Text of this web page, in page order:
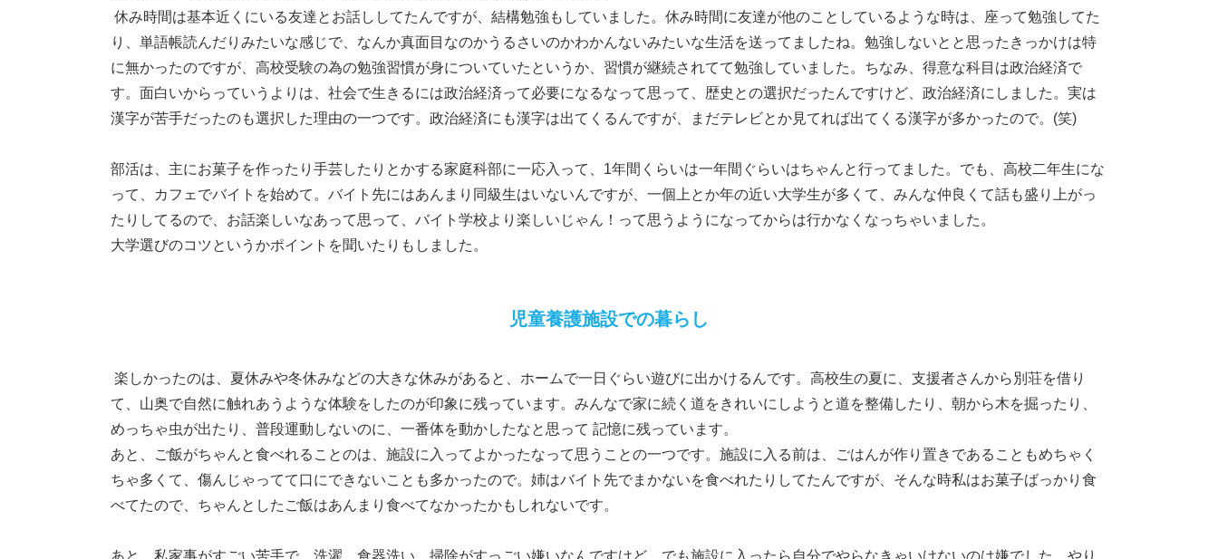
休み時間は基本近くにいる友達とお話ししてたんですが、結構勉強もしていました。休み時間に友達が他のことしているような時は、座って勉強してた
り、単語帳読んだりみたいな感じで、なんか真面目なのかうるさいのかわかんないみたいな生活を送ってましたね。勉強しないとと思ったきっかけは特
に無かったのですが、高校受験の為の勉強習慣が身についていたというか、習慣が継続されてて勉強していました。ちなみ、得意な科目は政治経済で
す。面白いからっていうよりは、社会で生きるには政治経済って必要になるなって思って、歴史との選択だったんですけど、政治経済にしました。実は
漢字が苦手だったのも選択した理由の一つです。政治経済にも漢字は出てくるんですが、まだテレビとか見てれば出てくる漢字が多かったので。(笑)
部活は、主にお菓子を作ったり手芸したりとかする家庭科部に一応入って、1年間くらいは一年間ぐらいはちゃんと行ってました。でも、高校二年生にな
って、カフェでバイトを始めて。バイト先にはあんまり同級生はいないんですが、一個上とか年の近い大学生が多くて、みんな仲良くて話も盛り上がっ
たりしてるので、お話楽しいなあって思って、バイト学校より楽しいじゃん！って思うようになってからは行かなくなっちゃいました。
大学選びのコツというかポイントを聞いたりもしました。
児童養護施設での暮らし
楽しかったのは、夏休みや冬休みなどの大きな休みがあると、ホームで一日ぐらい遊びに出かけるんです。高校生の夏に、支援者さんから別荘を借り
て、山奥で自然に触れあうような体験をしたのが印象に残っています。みんなで家に続く道をきれいにしようと道を整備したり、朝から木を掘ったり、
めっちゃ虫が出たり、普段運動しないのに、一番体を動かしたなと思って 記憶に残っています。
あと、ご飯がちゃんと食べれることのは、施設に入ってよかったなって思うことの一つです。施設に入る前は、ごはんが作り置きであることもめちゃく
ちゃ多くて、傷んじゃってて口にできないことも多かったので。姉はバイト先でまかないを食べれたりしてたんですが、そんな時私はお菓子ばっかり食
べてたので、ちゃんとしたご飯はあんまり食べてなかったかもしれないです。
あと、私家事がすごい苦手で、洗濯、食器洗い、掃除がすっごい嫌いなんですけど、でも施設に入ったら自分でやらなきゃいけないのは嫌でした。やり